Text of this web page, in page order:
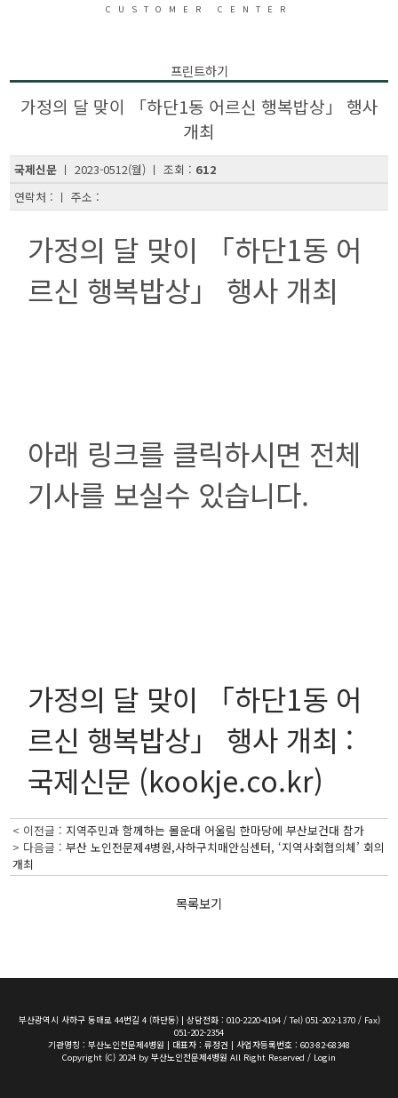
CUSTOMER CENTER
프린트하기
가정의 달 맞이 「하단1동 어르신 행복밥상」 행사
개최
국제신문 ㅣ 2023-0512(월) ㅣ 조회 : 612
연락처 : ㅣ 주소 :
가정의 달 맞이 「하단1동 어
르신 행복밥상」 행사 개최
아래 링크를 클릭하시면 전체
기사를 보실수 있습니다.
가정의 달 맞이 「하단1동 어
르신 행복밥상」 행사 개최 :
국제신문 (kookje.co.kr)
< 이전글 : 지역주민과 함께하는 몰운대 어울림 한마당에 부산보건대 참가
> 다음글 :부산 노인전문제4병원,사하구치매안심센터, ‘지역사회협의체’ 회의
개최
목록보기
부산광역시 사하구 동매로 44번길 4 (하단동) | 상담전화 : 010-2220-4194 / Tel) 051-202-1370 / Fax)
051-202-2354
기관명칭 : 부산노인전문제4병원 | 대표자 : 류정건 | 사업자등록번호 : 603-82-68348
Copyright (C) 2024 by 부산노인전문제4병원 All Right Reserved / Login